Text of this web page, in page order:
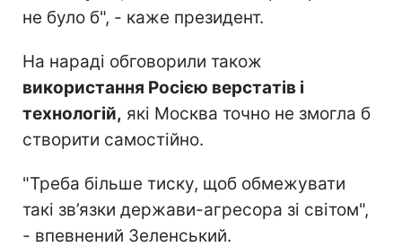
не було б", - каже президент.
На нараді обговорили також
використання Росією верстатів і
технологій, які Москва точно не змогла б
створити самостійно.
"Треба більше тиску, щоб обмежувати
такі зв’язки держави-агресора зі світом",
- впевнений Зеленський.